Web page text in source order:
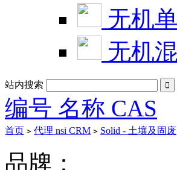
无机
无机
站内搜索 
编号 名称 CAS
首页 > 代理 nsi CRM > Solid - 土壤及固废
品牌：